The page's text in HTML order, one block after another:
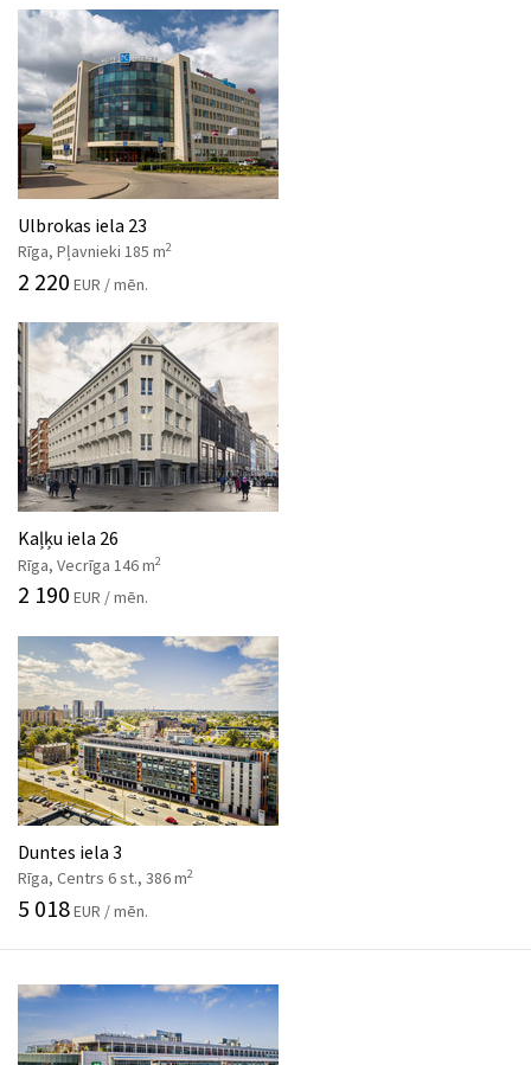
Ulbrokas iela 23
Rīga, Pļavnieki 185 m2
2 220 EUR / mēn.
Kaļķu iela 26
Rīga, Vecrīga 146 m2
2 190 EUR / mēn.
Duntes iela 3
Rīga, Centrs 6 st., 386 m2
5 018EUR / mēn.